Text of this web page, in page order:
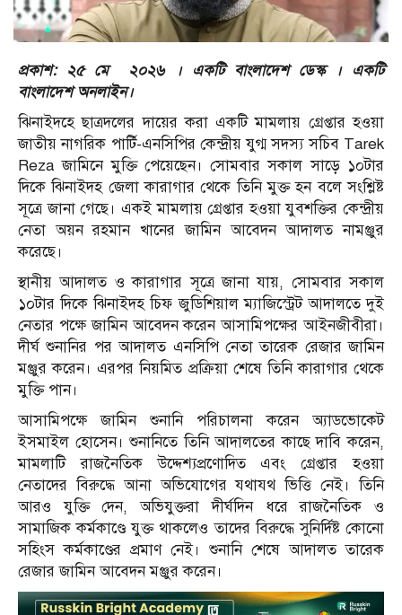
প্রকাশ: ২৫ মে ২০২৬ । একটি বাংলাদেশ ডেস্ক । একটি
বাংলাদেশ অনলাইন।
ঝিনাইদহে ছাত্রদলের দায়ের করা একটি মামলায় গ্রেপ্তার হওয়া
জাতীয় নাগরিক পার্টি-এনসিপির কেন্দ্রীয় যুগ্ম সদস্য সচিব Tarek
Reza জামিনে মুক্তি পেয়েছেন। সোমবার সকাল সাড়ে ১০টার
দিকে ঝিনাইদহ জেলা কারাগার থেকে তিনি মুক্ত হন বলে সংশ্লিষ্ট
সূত্রে জানা গেছে। একই মামলায় গ্রেপ্তার হওয়া যুবশক্তির কেন্দ্রীয়
নেতা অয়ন রহমান খানের জামিন আবেদন আদালত নামঞ্জুর
করেছে।
স্থানীয় আদালত ও কারাগার সূত্রে জানা যায়, সোমবার সকাল
১০টার দিকে ঝিনাইদহ চিফ জুডিশিয়াল ম্যাজিস্ট্রেট আদালতে দুই
নেতার পক্ষে জামিন আবেদন করেন আসামিপক্ষের আইনজীবীরা।
দীর্ঘ শুনানির পর আদালত এনসিপি নেতা তারেক রেজার জামিন
মঞ্জুর করেন। এরপর নিয়মিত প্রক্রিয়া শেষে তিনি কারাগার থেকে
মুক্তি পান।
আসামিপক্ষে জামিন শুনানি পরিচালনা করেন অ্যাডভোকেট
ইসমাইল হোসেন। শুনানিতে তিনি আদালতের কাছে দাবি করেন,
মামলাটি রাজনৈতিক উদ্দেশ্যপ্রণোদিত এবং গ্রেপ্তার হওয়া
নেতাদের বিরুদ্ধে আনা অভিযোগের যথাযথ ভিত্তি নেই। তিনি
আরও যুক্তি দেন, অভিযুক্তরা দীর্ঘদিন ধরে রাজনৈতিক ও
সামাজিক কর্মকাণ্ডে যুক্ত থাকলেও তাদের বিরুদ্ধে সুনির্দিষ্ট কোনো
সহিংস কর্মকাণ্ডের প্রমাণ নেই। শুনানি শেষে আদালত তারেক
রেজার জামিন আবেদন মঞ্জুর করেন।